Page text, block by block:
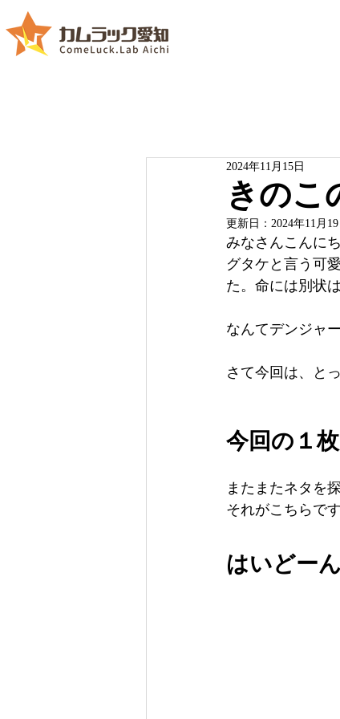
きのこ
2024年11月15日
更新日： 2024年11月19
みなさんこんに
グタケと言う可
た。命には別状
なんてデンジャ
さて今回は、と
今回の１枚
またまたネタを
それがこちらです
はいどー